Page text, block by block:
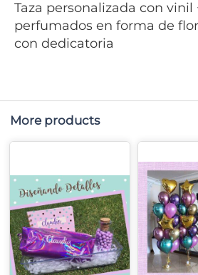
Taza personalizada con vinil
perfumados en forma de
con dedicatoria
More products